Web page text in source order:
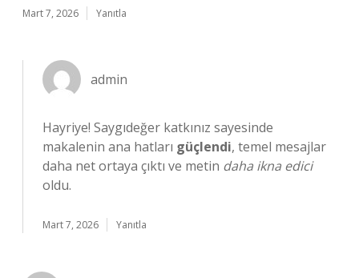
Mart 7, 2026 Yanıtla
admin
Hayriye! Saygıdeğer katkınız sayesinde
makalenin ana hatları güçlendi, temel mesajlar
daha net ortaya çıktı ve metin daha ikna edici
oldu.
Mart 7, 2026 Yanıtla